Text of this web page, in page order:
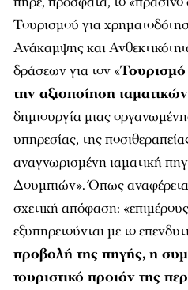
Τουρισμού για
Ανάκαμψης και
δράσεων για τον «Τουρισμό
την αξιοποίηση
δημιουργία μιας
υπηρεσίας, της
αναγνωρισμένη ιαματική
Δουμπιών». Όπως
σχετική απόφαση:
εξυπηρετούνται με το
προβολή της πηγής, η
τουριστικό προιόν της